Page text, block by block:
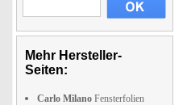
Mehr Hersteller-
Seiten:
Carlo Milano Fensterfolien